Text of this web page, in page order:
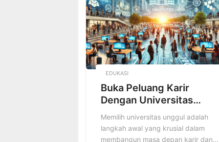
ekstrem bisa mengganggu
kenyamanan dan bahkan
membahayakan kesehatan. Oleh
karena itu, memilih perlengkapan
traveling […]
EDUKASI
Buka Peluang Karir
Dengan Universitas
Terbaik
Memilih universitas unggul adalah
langkah awal yang krusial dalam
membangun masa depan karir dan